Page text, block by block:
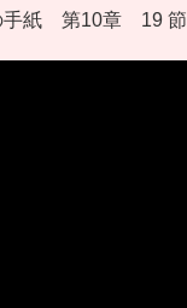
手紙 第10章 19 節